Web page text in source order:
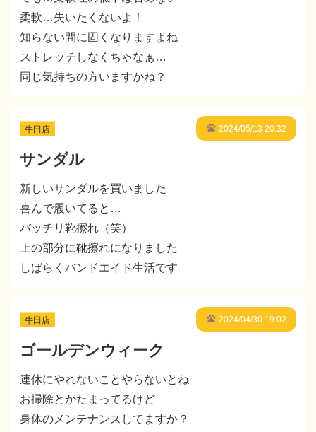
柔軟…失いたくないよ！
知らない間に固くなりますよね
ストレッチしなくちゃなぁ…
同じ気持ちの方いますかね？
牛田店 2024/05/13 20:32
サンダル
新しいサンダルを買いました
喜んで履いてると…
バッチリ靴擦れ（笑）
上の部分に靴擦れになりました
しばらくバンドエイド生活です
牛田店 2024/04/30 19:02
ゴールデンウィーク
連休にやれないことやらないとね
お掃除とかたまってるけど
身体のメンテナンスしてますか？